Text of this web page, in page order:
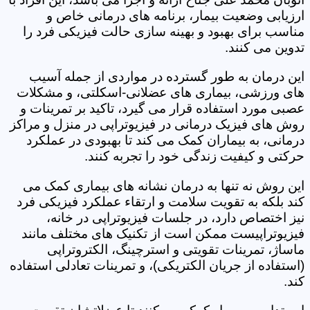
ارزیابی وضعیت بیمار، برنامه های درمانی خاص و
مناسب برای بهبود و بهینه سازی حالت فیزیکی فرد را
تدوین می کنند.
این درمان به طور گسترده در مواردی از جمله آسیب
های ورزشی، بیماری های عضلانی-اسکلتی، و مشکلات
عصبی مورد استفاده قرار می گیرد، تاکید بر تمرینات و
روش های فیزیک درمانی در فیزیوتراپی در منزل و مراکز
درمانی، به بیماران کمک می کند تا بهبودی در عملکرد
حرکتی و کیفیت زندگی خود را تجربه کنند.
این روش نه تنها به درمان نشانه های بیماری کمک می
کند بلکه به تقویت سلامت و ارتقاء عملکرد فیزیکی فرد
نیز اختصاص دارد، در جلسات فیزیوتراپی در خانه،
فیزیوتراپیست ممکن است از تکنیک های مختلف مانند
ماساژ، تمرینات تقویتی و استرچینگ، الکتروتراپی
(استفاده از جریان الکتریکی)، و تمرینات تعادلی استفاده
کند.